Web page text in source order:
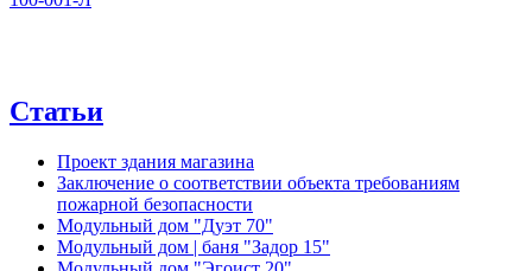
Статьи
Проект здания магазина
Заключение о соответствии объекта требованиям
пожарной безопасности
Модульный дом "Дуэт 70"
Модульный дом | баня "Задор 15"